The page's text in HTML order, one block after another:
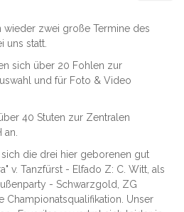
wieder zwei große Termine des
uns statt.
sich über 20 Fohlen zur
und für Foto & Video
40 Stuten zur Zentralen
an.
die drei hier geborenen gut
v. Tanzfürst - Elfado Z: C. Witt, als
- Schwarzgold, ZG
Championatsqualifikation. Unser